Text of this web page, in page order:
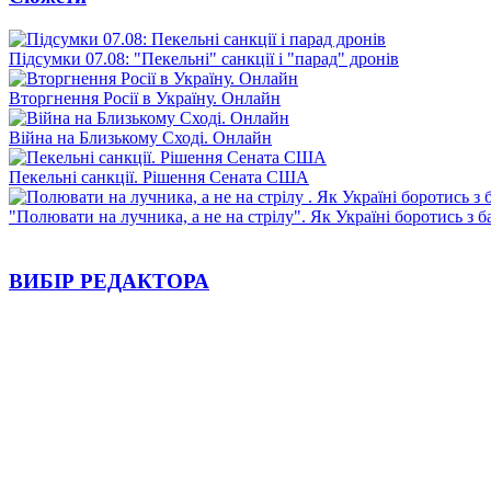
Підсумки 07.08: "Пекельні" санкції і "парад" дронів
Вторгнення Росії в Україну. Онлайн
Війна на Близькому Сході. Онлайн
Пекельні санкції. Рішення Сената США
"Полювати на лучника, а не на стрілу". Як Україні боротись з
ВИБІР РЕДАКТОРА